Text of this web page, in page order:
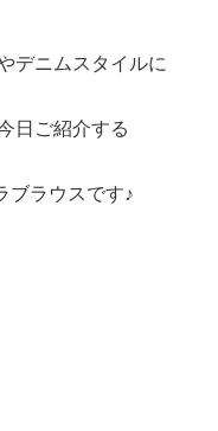
デニムスタイルに
日ご紹介する
ブラウスです♪